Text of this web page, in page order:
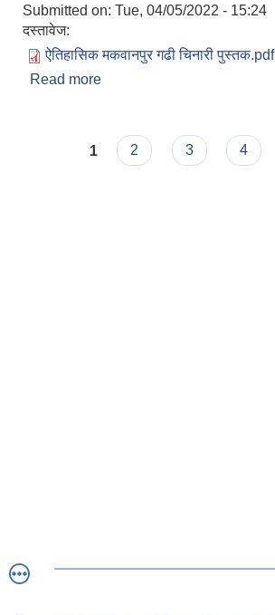
Submitted on: Tue, 04/05/2022 - 15:24
दस्तावेज:
ऐतिहासिक मकवानपुर गढी चिनारी पुस्तक.pdf
Read more
Pages
1 2 3 4